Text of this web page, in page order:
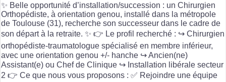
✨ Belle opportunité d’installation/succession : un Chirurgien
Orthopédiste, à orientation genou, installé dans la métropole
de Toulouse (31), recherche son successeur dans le cadre de
son départ à la retraite. ✨ 👉 Le profil recherché : ↪️ Chirurgien
orthopédiste-traumatologue spécialisé en membre inférieur,
avec une orientation genou +/- hanche ↪️ Ancien(ne)
Assistant(e) ou Chef de Clinique ↪️ Installation libérale secteur
2 👉 Ce que nous vous proposons : ✅ Rejoindre une équipe